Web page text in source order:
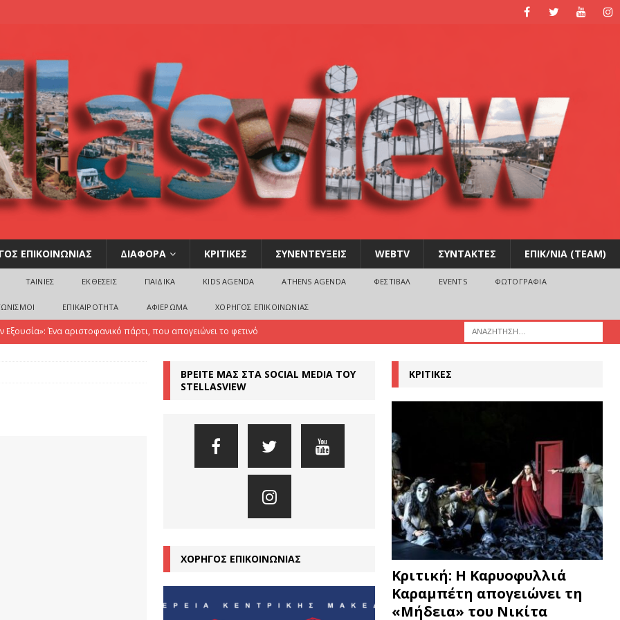
ΕΠΙΚΟΙΝΩΝΙΑΣ ΔΙΑΦΟΡΑ ΚΡΙΤΙΚΕΣ ΣΥΝΕΝΤΕΥΞΕΙΣ WEBTV ΣΥΝΤΑΚΤΕΣ ΕΠΙΚ/ΝΙΑ (TEAM)
ΤΑΙΝΙΕΣ ΕΚΘΕΣΕΙΣ ΠΑΙΔΙΚΑ KIDS AGENDA ATHENS AGENDA ΦΕΣΤΙΒΑΛ EVENTS ΦΩΤΟΓΡΑΦΙΑ
ΕΠΙΚΑΙΡΟΤΗΤΑ ΑΦΙΕΡΩΜΑ ΧΟΡΗΓΟΣ ΕΠΙΚΟΙΝΩΝΙΑΣ
Εξουσία»: Ένα αριστοφανικό πάρτι, που απογειώνει το φετινό
ο Ευριπίδης συναντά τους The Tiger Lillies, σε μια εκρηκτική
μιλά για το σήμερα με γυναικεία φωνή
ΚΡΙΤΙΚΕΣ
εποχή υπερσύνδεσης αλλά και βαθιάς μοναξιάς”
ΣΥΝΕΝΤΕΥΞΕΙΣ
ΚΡΙΤΙΚΕΣ
ΒΡΕΙΤΕ ΜΑΣ ΣΤΑ SOCIAL MEDIA ΤΟΥ
STELLASVIEW
ΧΟΡΗΓΟΣ ΕΠΙΚΟΙΝΩΝΙΑΣ
ΚΡΙΤΙΚΕΣ
Κριτική: Η Καρυοφυλλιά
Καραμπέτη απογειώνει τη
«Μήδεια» του Νικίτα